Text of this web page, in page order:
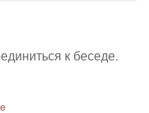
к беседе.